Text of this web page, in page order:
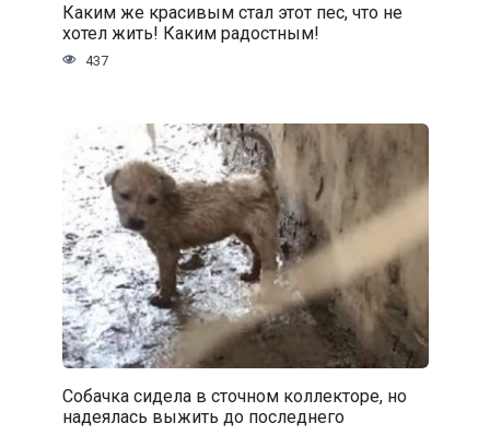
Каким же красивым стал этот пес, что не
хотел жить! Каким радостным!
437
Собачка сидела в сточном коллекторе, но
надеялась выжить до последнего